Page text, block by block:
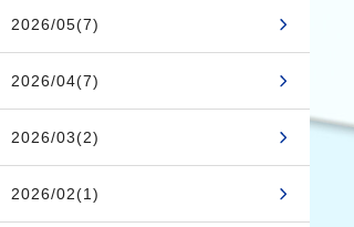
2026/05(7)
2026/04(7)
2026/03(2)
2026/02(1)